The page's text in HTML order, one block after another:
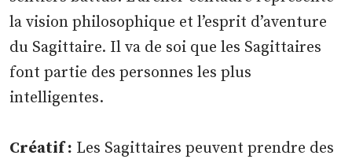
la vision philosophique et l’esprit d’aventure
du Sagittaire. Il va de soi que les Sagittaires
font partie des personnes les plus
intelligentes.
Créatif : Les Sagittaires peuvent prendre des